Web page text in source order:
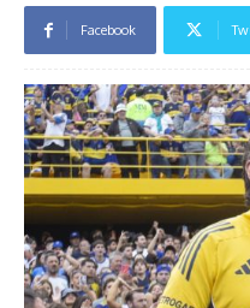
Facebook